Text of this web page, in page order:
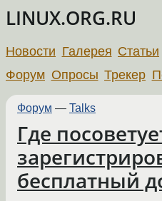
LINUX.ORG.RU
Новости Галерея Статьи
Форум Опросы Трекер
Форум — Talks
Где
бесплатный